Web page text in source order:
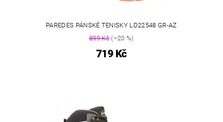
PAREDES PÁNSKÉ TENISKY LD22548 GR-AZ
899 Kč(–20 %)
719 Kč